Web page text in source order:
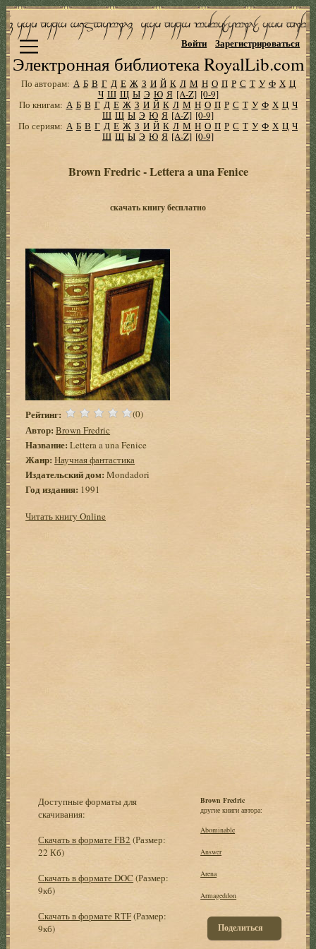
Электронная библиотека RoyalLib.com
Войти Зарегистрироваться
По авторам: А Б В Г Д Е Ж З И Й К Л М Н О П Р С Т У Ф Х Ц
Ч Ш Щ Ы Э Ю Я [A-Z] [0-9]
По книгам: А Б В Г Д Е Ж З И Й К Л М Н О П Р С Т У Ф Х Ц Ч
Ш Щ Ы Э Ю Я [A-Z] [0-9]
По сериям: А Б В Г Д Е Ж З И Й К Л М Н О П Р С Т У Ф Х Ц Ч
Ш Щ Ы Э Ю Я [A-Z] [0-9]
Brown Fredric - Lettera a una Fenice
скачать книгу бесплатно
Рейтинг: (0)
Автор: Brown Fredric
Название: Lettera a una Fenice
Жанр: Научная фантастика
Издательский дом: Mondadori
Год издания: 1991
Читать книгу Online
Доступные форматы для
скачивания:
Скачать в формате FB2 (Размер:
22 Кб)
Скачать в формате DOC (Размер:
9кб)
Скачать в формате RTF(Размер:
9кб)
Brown Fredric
другие книги автора:
Abominable
Answer
Arena
Armageddon
Поделиться